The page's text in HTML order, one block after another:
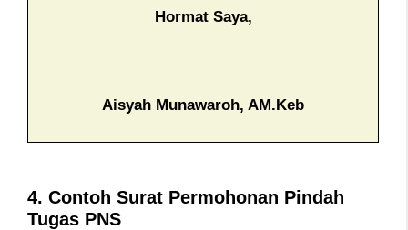
Hormat Saya,
Aisyah Munawaroh, AM.Keb
4. Contoh Surat Permohonan Pindah
Tugas PNS